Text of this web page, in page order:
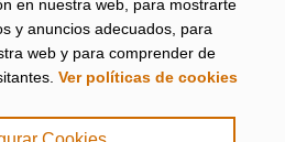
en nuestra web, para mostrarte
y anuncios adecuados, para
web y para comprender de
Ver políticas de cookies
Aviso legal
|